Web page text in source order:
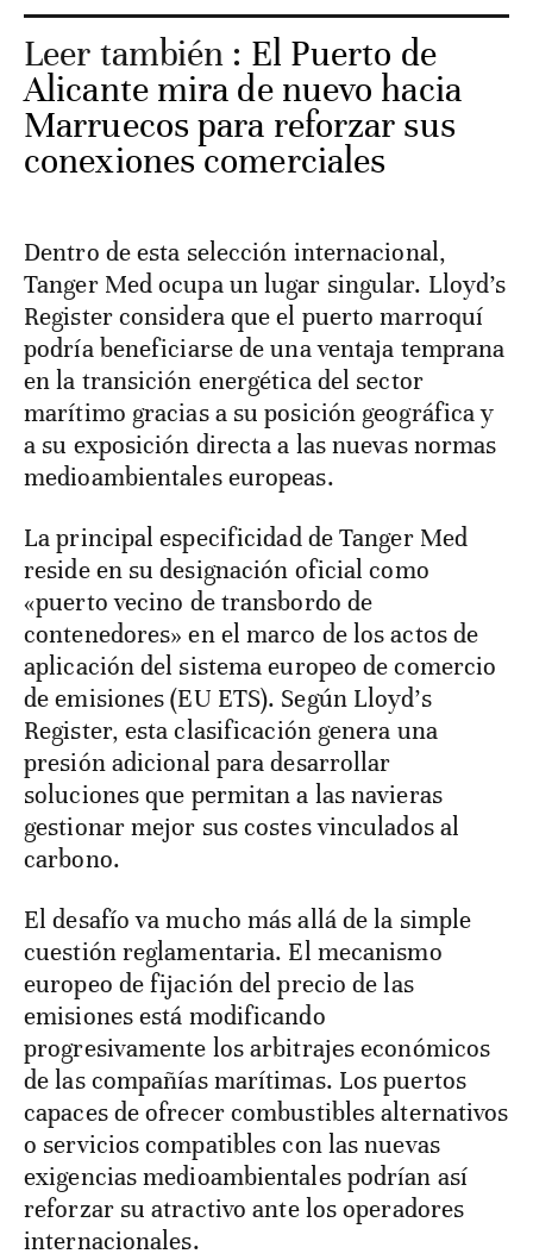
Leer también : El Puerto de
Alicante mira de nuevo hacia
Marruecos para reforzar sus
conexiones comerciales
Dentro de esta selección internacional,
Tanger Med ocupa un lugar singular. Lloyd’s
Register considera que el puerto marroquí
podría beneficiarse de una ventaja temprana
en la transición energética del sector
marítimo gracias a su posición geográfica y
a su exposición directa a las nuevas normas
medioambientales europeas.
La principal especificidad de Tanger Med
reside en su designación oficial como
«puerto vecino de transbordo de
contenedores» en el marco de los actos de
aplicación del sistema europeo de comercio
de emisiones (EU ETS). Según Lloyd’s
Register, esta clasificación genera una
presión adicional para desarrollar
soluciones que permitan a las navieras
gestionar mejor sus costes vinculados al
carbono.
El desafío va mucho más allá de la simple
cuestión reglamentaria. El mecanismo
europeo de fijación del precio de las
emisiones está modificando
progresivamente los arbitrajes económicos
de las compañías marítimas. Los puertos
capaces de ofrecer combustibles alternativos
o servicios compatibles con las nuevas
exigencias medioambientales podrían así
reforzar su atractivo ante los operadores
internacionales.